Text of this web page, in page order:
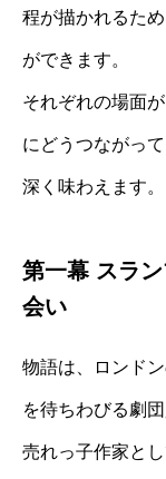
程が描かれるた
ができます。
それぞれの場面
にどうつながっ
深く味わえます。
第一幕 スラ
会い
物語は、ロンド
を待ちわびる劇
売れっ子作家と